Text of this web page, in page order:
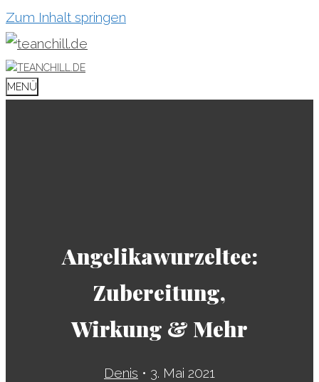
Zum Inhalt springen
MENÜ
Angelikawurzeltee:
Zubereitung,
Wirkung & Mehr
Denis • 3. Mai 2021